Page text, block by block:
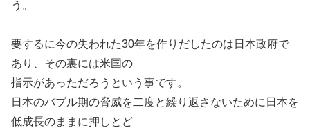
う。
要するに今の失われた30年を作りだしたのは日本政府で
あり、その裏には米国の
指示があっただろうという事です。
日本のバブル期の脅威を二度と繰り返さないために日本を
低成長のままに押しとど